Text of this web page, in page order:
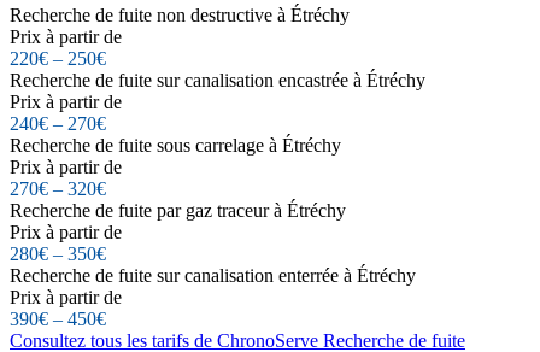
Recherche de fuite non destructive à Étréchy
Prix à partir de
220€ – 250€
Recherche de fuite sur canalisation encastrée à Étréchy
Prix à partir de
240€ – 270€
Recherche de fuite sous carrelage à Étréchy
Prix à partir de
270€ – 320€
Recherche de fuite par gaz traceur à Étréchy
Prix à partir de
280€ – 350€
Recherche de fuite sur canalisation enterrée à Étréchy
Prix à partir de
390€ – 450€
Consultez tous les tarifs de ChronoServe Recherche de fuite